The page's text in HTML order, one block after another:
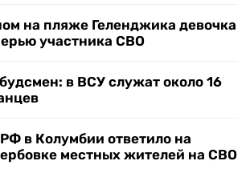
на пляже Геленджика девочка
участника СВО
в ВСУ служат около 16
в Колумбии ответило на
местных жителей на СВО